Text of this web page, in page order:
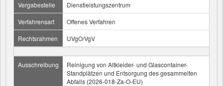
Vergabestelle
Dienstleistungszentrum
Verfahrensart
Offenes Verfahren
Rechtsrahmen
UVgO/VgV
Ausschreibung
Reinigung von Altkleider- und Glascontainer-
Standplätzen und Entsorgung des gesammelten
Abfalls (2026-018-Za-O-EU)